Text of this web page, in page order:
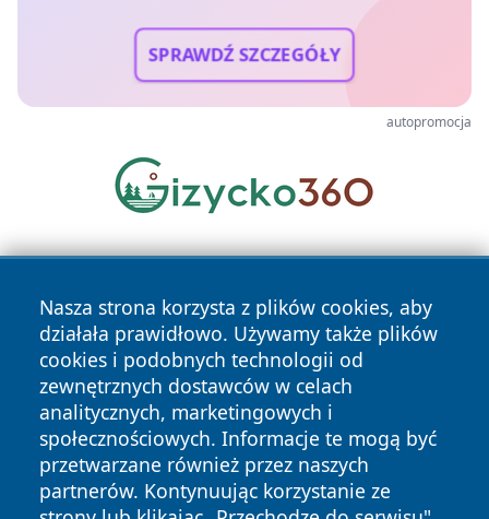
SPRAWDŹ SZCZEGÓŁY
autopromocja
Nasza strona korzysta z plików cookies, aby
działała prawidłowo. Używamy także plików
cookies i podobnych technologii od
zewnętrznych dostawców w celach
analitycznych, marketingowych i
społecznościowych. Informacje te mogą być
przetwarzane również przez naszych
partnerów. Kontynuując korzystanie ze
Copyright © 2026 olkuszonline.pl Wszystkie prawa
zastrzeżone.
News Autorzy
Polityka
Polityka